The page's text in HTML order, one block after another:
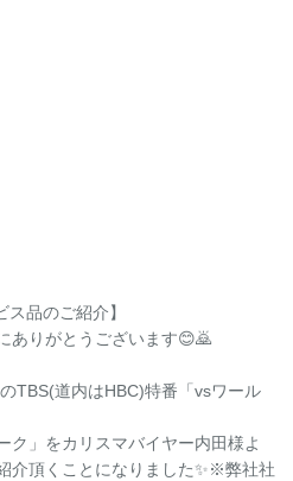
品のご紹介】
ありがとうございます😊🙇
TBS(道内はHBC)特番「vsワール
ク」をカリスマバイヤー内田様よ
介頂くことになりました✨※弊社社